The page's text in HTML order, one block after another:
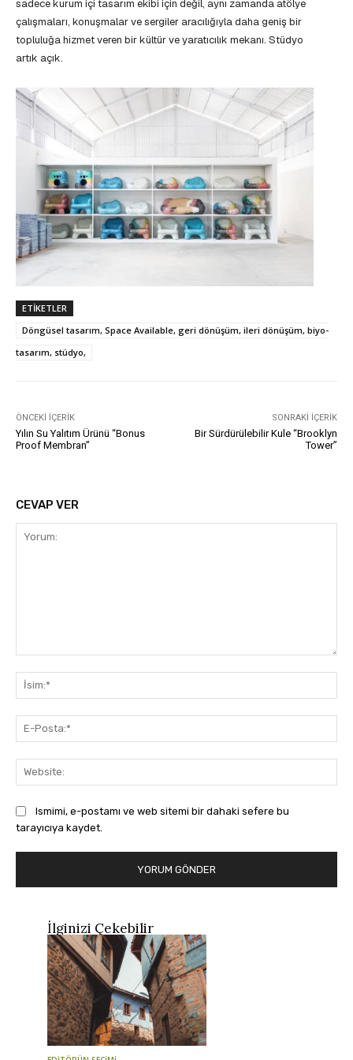
sadece kurum içi tasarım ekibi için değil, aynı zamanda atölye
çalışmaları, konuşmalar ve sergiler aracılığıyla daha geniş bir
topluluğa hizmet veren bir kültür ve yaratıcılık mekanı. Stüdyo
artık açık.
ETIKETLER
Döngüsel tasarım, Space Available, geri dönüşüm, ileri dönüşüm, biyo-
tasarım, stüdyo,
ÖNCEKI İÇERIK
Yılın Su Yalıtım Ürünü “Bonus
Proof Membran”
SONRAKI İÇERIK
Bir Sürdürülebilir Kule “Brooklyn
Tower”
CEVAP VER
Ismimi, e-postamı ve web sitemi bir dahaki sefere bu
tarayıcıya kaydet.
İlginizi Çekebilir